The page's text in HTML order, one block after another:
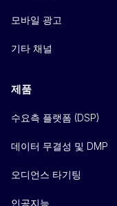
모바일 광고
기타 채널
제품
수요측 플랫폼 (DSP)
데이터 무결성 및 DMP
오디언스 타기팅
인공지능